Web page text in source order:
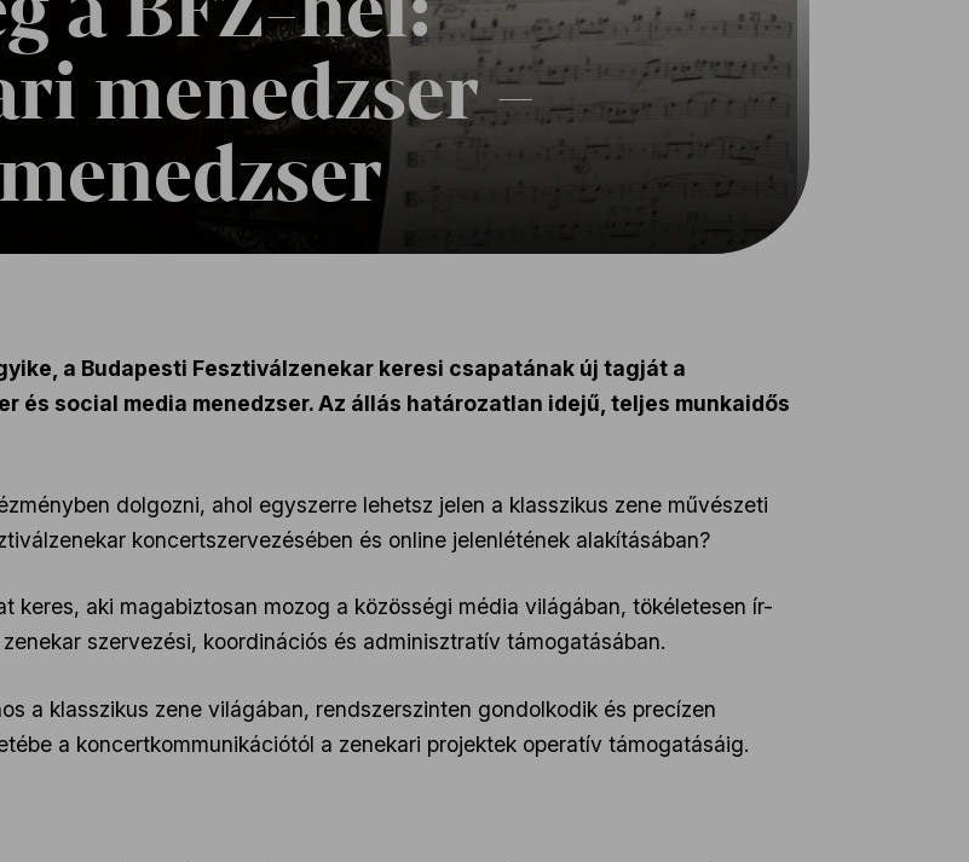
menedzser –
a Budapesti Fesztiválzenekar keresi csapatának új tagját a
és social media menedzser. Az állás határozatlan idejű, teljes munkaidős
dolgozni, ahol egyszerre lehetsz jelen a klasszikus zene művészeti
koncertszervezésében és online jelenlétének alakításában?
keres, aki magabiztosan mozog a közösségi média világában, tökéletesen ír-
szervezési, koordinációs és adminisztratív támogatásában.
a klasszikus zene világában, rendszerszinten gondolkodik és precízen
a koncertkommunikációtól a zenekari projektek operatív támogatásáig.